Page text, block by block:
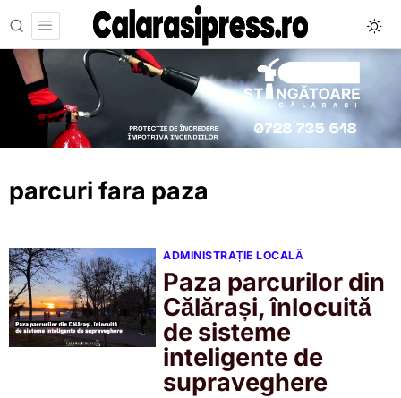
parcuri fara paza
ADMINISTRAȚIE LOCALĂ
Paza parcurilor din
Călărași, înlocuită
de sisteme
inteligente de
supraveghere